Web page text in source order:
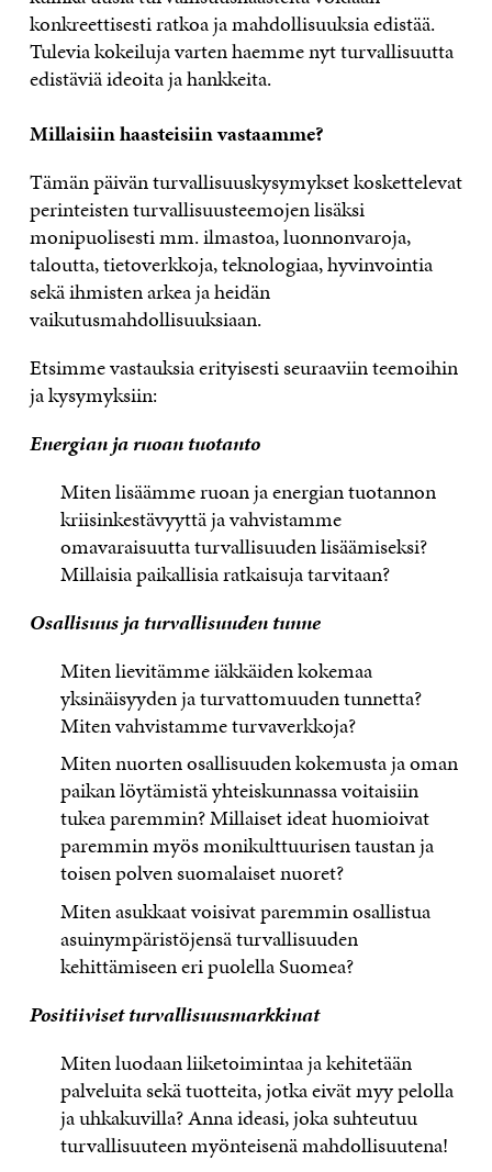
konkreettisesti ratkoa ja mahdollisuuksia edistää.
Tulevia kokeiluja varten haemme nyt turvallisuutta
edistäviä ideoita ja hankkeita.
Millaisiin haasteisiin vastaamme?
Tämän päivän turvallisuuskysymykset koskettelevat
perinteisten turvallisuusteemojen lisäksi
monipuolisesti mm. ilmastoa, luonnonvaroja,
taloutta, tietoverkkoja, teknologiaa, hyvinvointia
sekä ihmisten arkea ja heidän
vaikutusmahdollisuuksiaan.
Etsimme vastauksia erityisesti seuraaviin teemoihin
ja kysymyksiin:
Energian ja ruoan tuotanto
Miten lisäämme ruoan ja energian tuotannon
kriisinkestävyyttä ja vahvistamme
omavaraisuutta turvallisuuden lisäämiseksi?
Millaisia paikallisia ratkaisuja tarvitaan?
Osallisuus ja turvallisuuden tunne
Miten lievitämme iäkkäiden kokemaa
yksinäisyyden ja turvattomuuden tunnetta?
Miten vahvistamme turvaverkkoja?
Miten nuorten osallisuuden kokemusta ja oman
paikan löytämistä yhteiskunnassa voitaisiin
tukea paremmin? Millaiset ideat huomioivat
paremmin myös monikulttuurisen taustan ja
toisen polven suomalaiset nuoret?
Miten asukkaat voisivat paremmin osallistua
asuinympäristöjensä turvallisuuden
kehittämiseen eri puolella Suomea?
Positiiviset turvallisuusmarkkinat
Miten luodaan liiketoimintaa ja kehitetään
palveluita sekä tuotteita, jotka eivät myy pelolla
ja uhkakuvilla? Anna ideasi, joka suhteutuu
turvallisuuteen myönteisenä mahdollisuutena!